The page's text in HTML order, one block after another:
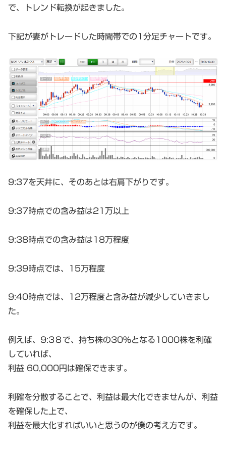
で、トレンド転換が起きました。
下記が妻がトレードした時間帯での1分足チャートです。
9:37を天井に、そのあとは右肩下がりです。
9:37時点での含み益は21万以上
9:38時点での含み益は18万程度
9:39時点では、15万程度
9:40時点では、12万程度と含み益が減少していきまし
た。
例えば、9:3８で、持ち株の30%となる1000株を利確
していれば、
利益 60,000円は確保できます。
利確を分散することで、利益は最大化できませんが、利益
を確保した上で、
利益を最大化すればいいと思うのが僕の考え方です。